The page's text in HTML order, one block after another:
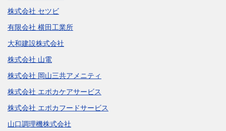
株式会社 セツビ
有限会社 横田工業所
大和建設株式会社
株式会社 山電
株式会社 岡山三共アメニティ
株式会社 エポカケアサービス
株式会社 エポカフードサービス
山口調理機株式会社